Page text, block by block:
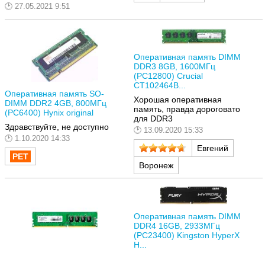
27.05.2021 9:51
Оперативная память SO-
DIMM DDR2 4GB, 800МГц
(PC6400) Hynix original
Здравствуйте, не доступно
1.10.2020 14:33
Оперативная память DIMM
DDR3 8GB, 1600МГц
(PC12800) Crucial
CT102464B...
Хорошая оперативная
память, правда дороговато
для DDR3
13.09.2020 15:33
Евгений
Воронеж
Оперативная память DIMM
DDR4 16GB, 2933МГц
(PC23400) Kingston HyperX
H...